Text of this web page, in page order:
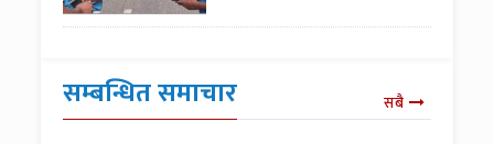
सम्बन्धित समाचार सबै